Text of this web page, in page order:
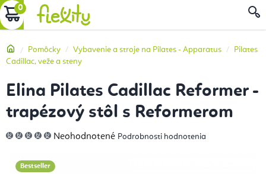
Prejsť
na
NÁKUPNÝ
DomovPomôcky Vybavenie a stroje na Pilates - Apparatus
Pilates
Cadillac, veže a steny
Elina Pilates Cadillac Reformer -
trapézový stôl s Reformerom
Priemerné
hodnotenie
0,0
z
Neohodnotené Podrobnosti hodnotenia
Bestseller